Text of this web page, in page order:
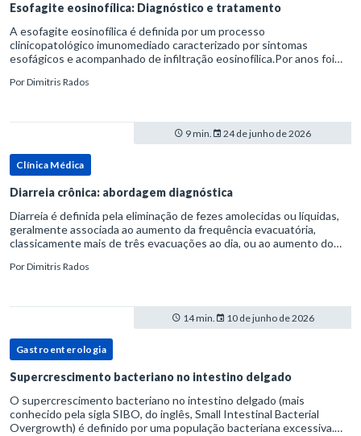
Esofagite eosinofílica: Diagnóstico e tratamento
A esofagite eosinofílica é definida por um processo
clinicopatológico imunomediado caracterizado por sintomas
esofágicos e acompanhado de infiltração eosinofílica.Por anos foi
refluxo gastr
PorDimitris Rados
9 min. 24 de junho de 2026
Clínica Médica
Diarreia crônica: abordagem diagnóstica
Diarreia é definida pela eliminação de fezes amolecidas ou líquidas,
geralmente associada ao aumento da frequência evacuatória,
classicamente mais de três evacuações ao dia, ou ao aumento do
PorDimitris Rados
14 min. 10 de junho de 2026
Gastroenterologia
Supercrescimento bacteriano no intestino delgado
O supercrescimento bacteriano no intestino delgado (mais
conhecido pela sigla SIBO, do inglês, Small Intestinal Bacterial
Overgrowth) é definido por uma população bacteriana excessiva.